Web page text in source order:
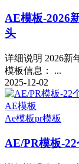
AE模板-2026
头
详细说明 2026新
模板信息： ...
2025-12-02
AE模板
Ae模板pr模板
AE/PR模板-